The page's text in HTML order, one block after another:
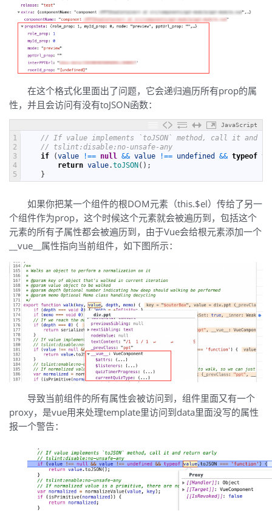
在这个格式化里面出了问题，它会递归遍历所有prop的属
性，并且会访问有没有toJSON函数：
JavaScript
1
2
3
4
5
// If value implements `toJSON` method, call it and
// tslint:disable:no-unsafe-any
if
(value !== null && value !== undefined && typeof
return value.toJSON ( ) ;
}
如果你把某一个组件的根DOM元素（this.$el）传给了另一
个组件作为prop，这个时候这个元素就会被遍历到，包括这个
元素的所有子属性都会被遍历到，由于Vue会给根元素添加一个
__vue__属性指向当前组件，如下图所示：
导致当前组件的所有属性会被访问到，组件里面又有一个
proxy，是vue用来处理template里访问到data里面没写的属性
报一个警告：